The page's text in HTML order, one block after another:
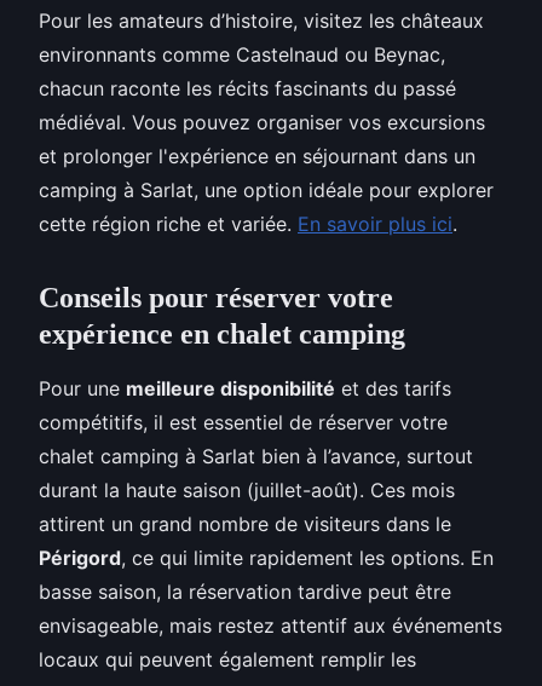
Pour les amateurs d’histoire, visitez les châteaux
environnants comme Castelnaud ou Beynac,
chacun raconte les récits fascinants du passé
médiéval. Vous pouvez organiser vos excursions
et prolonger l'expérience en séjournant dans un
camping à Sarlat, une option idéale pour explorer
cette région riche et variée. En savoir plus ici.
Conseils pour réserver votre
expérience en chalet camping
Pour une meilleure disponibilité et des tarifs
compétitifs, il est essentiel de réserver votre
chalet camping à Sarlat bien à l’avance, surtout
durant la haute saison (juillet-août). Ces mois
attirent un grand nombre de visiteurs dans le
Périgord, ce qui limite rapidement les options. En
basse saison, la réservation tardive peut être
envisageable, mais restez attentif aux événements
locaux qui peuvent également remplir les